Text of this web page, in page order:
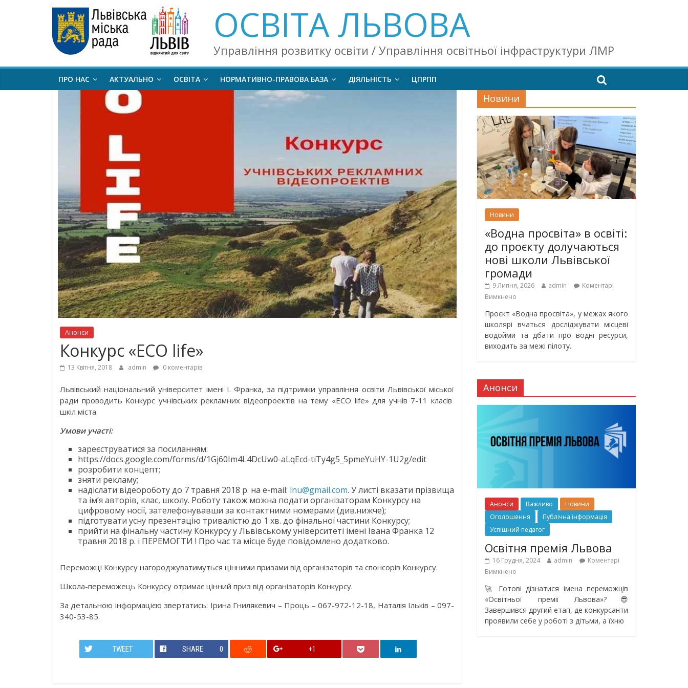
ОСВІТА ЛЬВОВА
Управління розвитку освіти / Управління освітньої інфраструктури ЛМР
ПРО НАС АКТУАЛЬНО ОСВІТА НОРМАТИВНО-ПРАВОВА БАЗА ДІЯЛЬНІСТЬ ЦПРПП
Анонси
Конкурс «ECO life»
13 Квітня, 2018 admin 0 коментарів
Львівський національний університет імені І. Франка, за підтримки управління освіти Львівської міської
ради проводить Конкурс учнівських рекламних відеопроектів на тему «ECO life» для учнів 7-11 класів
шкіл міста.
Умови участі:
зареєструватися за посиланням:
https://docs.google.com/forms/d/1Gj60Im4L4DcUw0-aLqEcd-tiTy4g5_5pmeYuHY-1U2g/edit
розробити концепт;
зняти рекламу;
надіслати відеороботу до 7 травня 2018 р. на e-mail: lnu@gmail.com. У листі вказати прізвища
та ім’я авторів, клас, школу. Роботу також можна подати організаторам Конкурсу на
цифровому носії, зателефонувавши за контактними номерами (див.нижче);
підготувати усну презентацію тривалістю до 1 хв. до фінальної частини Конкурсу;
прийти на фінальну частину Конкурсу у Львівському університеті імені Івана Франка 12
травня 2018 р. і ПЕРЕМОГТИ ! Про час та місце буде повідомлено додатково.
Переможці Конкурсу нагороджуватимуться цінними призами від організаторів та спонсорів Конкурсу.
Школа-переможець Конкурсу отримає цінний приз від організаторів Конкурсу.
За детальною інформацією звертатись: Ірина Гнилякевич – Проць – 067-972-12-18, Наталія Ільків – 097-
340-53-85.
TWEET SHARE 0 +1
Новини
Новини
«Водна просвіта» в освіті:
до проєкту долучаються
нові школи Львівської
громади
9 Липня, 2026 admin
Коментарі
Вимкнено
Проєкт «Водна просвіта», у межах якого
школярі вчаться досліджувати місцеві
водойми та дбати про водні ресурси,
виходить за межі пілоту.
Анонси
Анонси Важливо
Новини
Оголошення
Публічна інформація
Успішний педагог
Освітня премія Львова
16 Грудня, 2024 admin
Коментарі
Вимкнено
🚀 Готові дізнатися імена переможців
«Освітньої премії Львова»?😎
Завершився другий етап, де конкурсанти
проявили себе у роботі з дітьми, а їхню